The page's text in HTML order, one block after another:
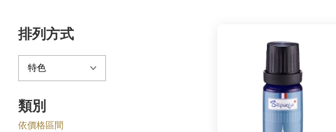
排列方式
類別
依價格區間